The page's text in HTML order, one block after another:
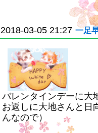
2018-03-05 21:27 一足
バレンタインデーに大
お返しに大地さんと日
んなので）